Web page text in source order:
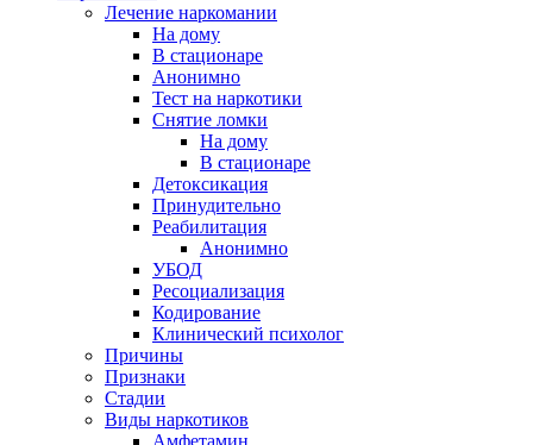
Лечение наркомании
На дому
В стационаре
Анонимно
Тест на наркотики
Снятие ломки
На дому
В стационаре
Детоксикация
Принудительно
Реабилитация
Анонимно
УБОД
Ресоциализация
Кодирование
Клинический психолог
Причины
Признаки
Стадии
Виды наркотиков
Амфетамин